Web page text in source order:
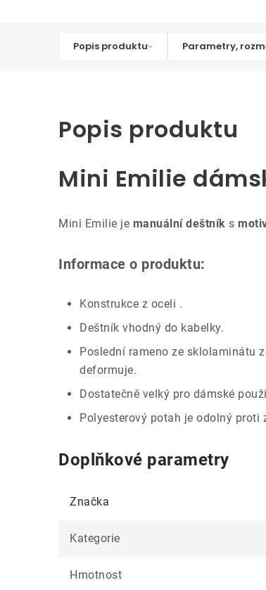
Popis produktu Parametry,
Popis produktu
Mini Emilie
Mini Emilie je manuální deštník s
Informace o produktu:
Konstrukce z oceli .
Deštník vhodný do kabelky.
Poslední rameno ze sklolaminátu
deformuje.
Dostatečně velký pro dámské
Polyesterový potah je odolný proti
Doplňkové parametry
Značka
Kategorie
Hmotnost